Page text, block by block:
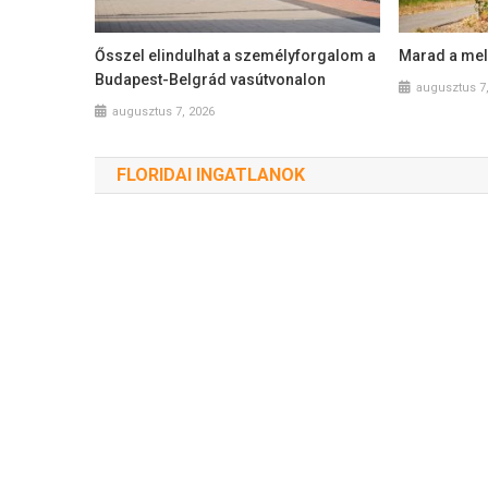
Ősszel elindulhat a személyforgalom a
Budapest-Belgrád vasútvonalon
augusztus 7, 2026
Marad a
augusztus
FLORIDAI INGATLANOK